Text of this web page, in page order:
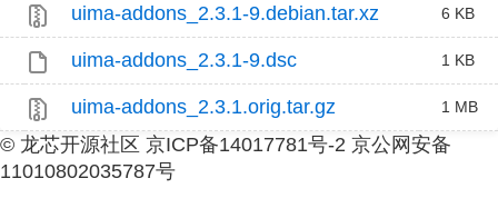
uima-addons_2.3.1-9.debian.tar.xz 6 KB
uima-addons_2.3.1-9.dsc 1 KB
uima-addons_2.3.1.orig.tar.gz 1 MB
© 龙芯开源社区 京ICP备14017781号-2 京公网安备
11010802035787号